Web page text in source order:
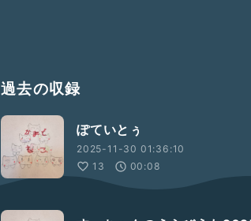
過去の収録
ぽていとぅ
2025-11-30 01:36:10
13
00:08